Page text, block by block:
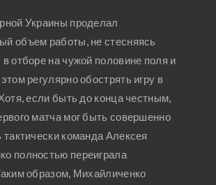
Украины проделал
объем работы, не стесняясь
в отборе на чужой половине поля и
регулярно обострять игру в
если быть до конца честным,
матча мог быть совершенно
тактически команда Алексея
полностью переиграла
образом, Михайличенко